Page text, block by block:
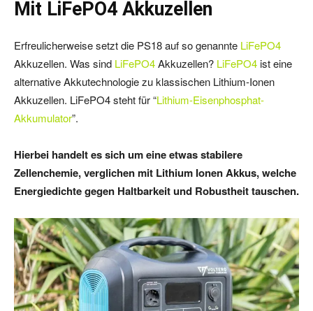
Mit LiFePO4 Akkuzellen
Erfreulicherweise setzt die PS18 auf so genannte LiFePO4
Akkuzellen. Was sind LiFePO4Akkuzellen? LiFePO4ist eine
alternative Akkutechnologie zu klassischen Lithium-Ionen
Akkuzellen. LiFePO4 steht für “Lithium-Eisenphosphat-
Akkumulator”.
Hierbei handelt es sich um eine etwas stabilere
Zellenchemie, verglichen mit Lithium Ionen Akkus, welche
Energiedichte gegen Haltbarkeit und Robustheit tauschen.